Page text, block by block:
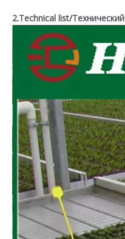
2.Technical list/